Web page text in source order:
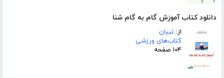
دانلود کتاب آموزش گام به گام شنا
از: تبیان
کتاب‌های ورزشی
۱۰۴ صفحه